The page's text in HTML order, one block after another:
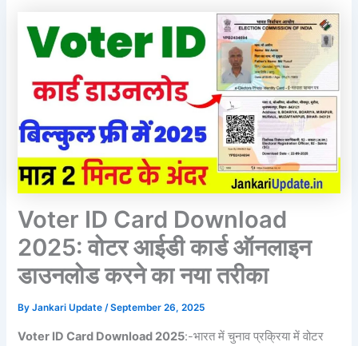
Voter ID Card Download
2025: वोटर आईडी कार्ड ऑनलाइन
डाउनलोड करने का नया तरीका
ByJankari Update/September 26, 2025
Voter ID Card Download 2025:-भारत में चुनाव प्रक्रिया में वोटर